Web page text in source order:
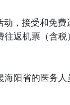
，接受和免费
往返机票（含
阳省的医务人